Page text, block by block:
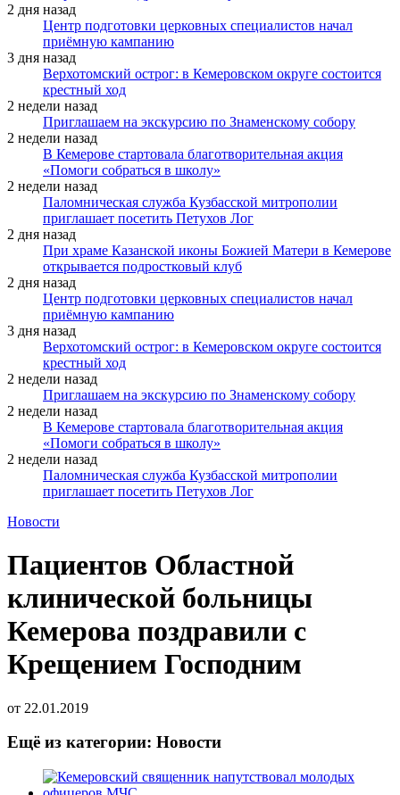
2 дня назад
Центр подготовки церковных специалистов начал
приёмную кампанию
3 дня назад
Верхотомский острог: в Кемеровском округе состоится
крестный ход
2 недели назад
Приглашаем на экскурсию по Знаменскому собору
2 недели назад
В Кемерове стартовала благотворительная акция
«Помоги собраться в школу»
2 недели назад
Паломническая служба Кузбасской митрополии
приглашает посетить Петухов Лог
2 дня назад
При храме Казанской иконы Божией Матери в Кемерове
открывается подростковый клуб
2 дня назад
Центр подготовки церковных специалистов начал
приёмную кампанию
3 дня назад
Верхотомский острог: в Кемеровском округе состоится
крестный ход
2 недели назад
Приглашаем на экскурсию по Знаменскому собору
2 недели назад
В Кемерове стартовала благотворительная акция
«Помоги собраться в школу»
2 недели назад
Паломническая служба Кузбасской митрополии
приглашает посетить Петухов Лог
Новости
Пациентов Областной
клинической больницы
Кемерова поздравили с
Крещением Господним
от 22.01.2019
Ещё из категории: Новости